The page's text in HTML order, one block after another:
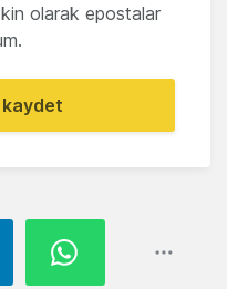
olarak epostalar